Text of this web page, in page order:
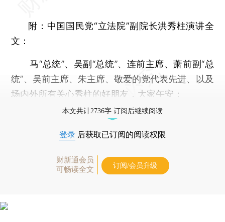
附：中国国民党“立法院”副院长洪秀柱演讲全
文：
马“总统”、吴副“总统”、连前主席、萧前副“总
统”、吴前主席、朱主席、敬爱的党代表先进、以及
场内外所有关心秀柱的好朋友，大家午安：
本文共计2736字 订阅后继续阅读
登录 后获取已订阅的阅读权限
财新通会员
可畅读全文
订阅/会员升级